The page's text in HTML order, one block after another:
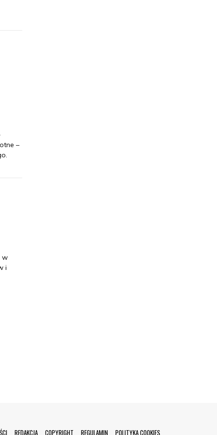
–
w
i
REDAKCJA COPYRIGHT REGULAMIN POLITYKA COOKIES